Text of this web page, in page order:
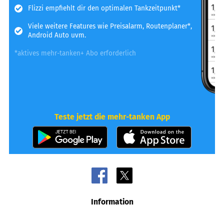
Flizzi empfiehlt dir den optimalen Tankzeitpunkt*
Viele weitere Features wie Preisalarm, Routenplaner*,
Android Auto uvm.
*aktives mehr-tanken+ Abo erforderlich
Teste jetzt die mehr-tanken App
Information